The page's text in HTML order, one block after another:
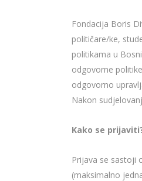
Fondacija Boris
političare/ke,
politikama u
odgovorne
odgovorno
Nakon
Kako se
Prijava se sastoji
(maksimalno